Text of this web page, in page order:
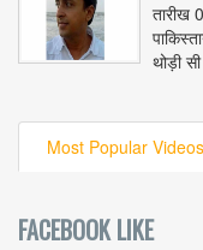
तारीख
थोड़ी
Most Popular Videos
FACEBOOK LIKE